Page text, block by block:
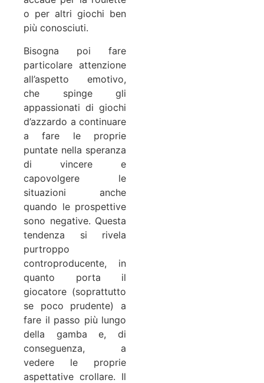
o per altri giochi ben
più conosciuti.
Bisogna poi fare
particolare attenzione
all’aspetto emotivo,
che spinge gli
appassionati di giochi
d’azzardo a continuare
a fare le proprie
puntate nella speranza
di vincere e
capovolgere le
situazioni anche
quando le prospettive
sono negative. Questa
tendenza si rivela
purtroppo
controproducente, in
quanto porta il
giocatore (soprattutto
se poco prudente) a
fare il passo più lungo
della gamba e, di
conseguenza, a
vedere le proprie
aspettative crollare. Il